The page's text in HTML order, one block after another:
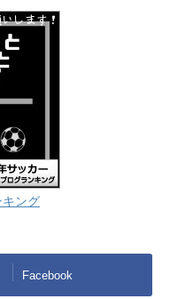
キング
Facebook